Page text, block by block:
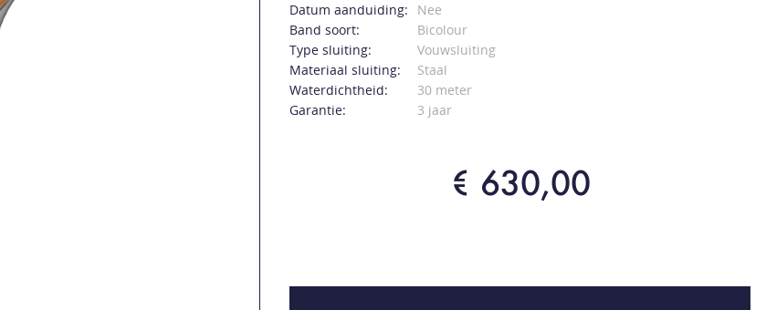
Datum aanduiding:
Nee
Band soort:
Bicolour
Type sluiting:
Vouwsluiting
Materiaal sluiting:
Staal
Waterdichtheid:
30 meter
Garantie:
3 jaar
€ 630,00